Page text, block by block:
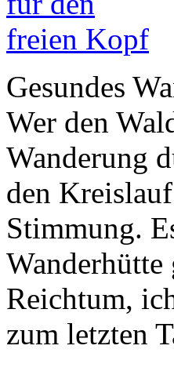
Gesundes
Wer den
Wanderung
den
Stimmung.
Reichtum,
zum letzten